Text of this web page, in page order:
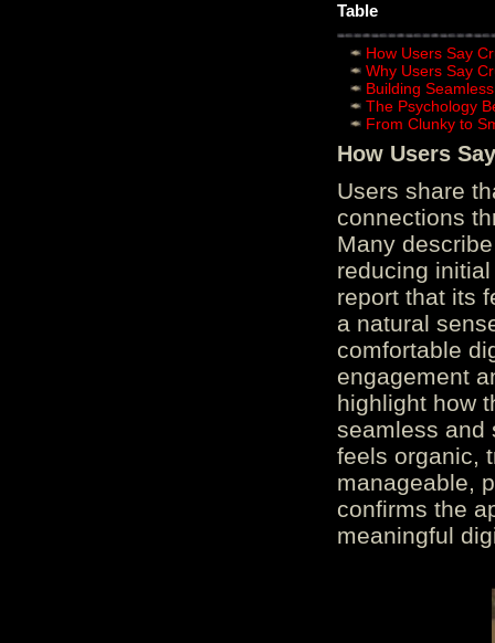
Table
How Users Say
Why Users Say
Building
The Psychology
From Clunky to
How Users
Users share
connections
Many
reducing
report that its
a natural
comfortable
engagement
highlight how
seamless and
feels organic,
manageable,
confirms the
meaningful